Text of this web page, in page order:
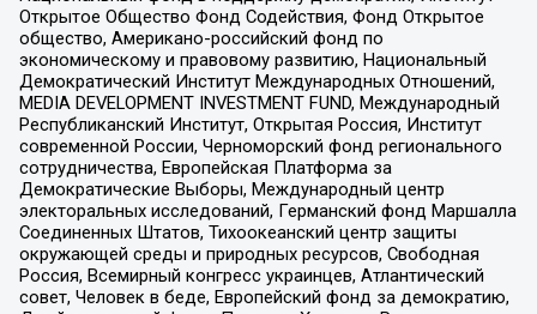
Открытое Общество Фонд Содействия, Фонд Открытое
общество, Американо-российский фонд по
экономическому и правовому развитию, Национальный
Демократический Институт Международных Отношений,
MEDIA DEVELOPMENT INVESTMENT FUND, Международный
Республиканский Институт, Открытая Россия, Институт
современной России, Черноморский фонд регионального
сотрудничества, Европейская Платформа за
Демократические Выборы, Международный центр
электоральных исследований, Германский фонд Маршалла
Соединенных Штатов, Тихоокеанский центр защиты
окружающей среды и природных ресурсов, Свободная
Россия, Всемирный конгресс украинцев, Атлантический
совет, Человек в беде, Европейский фонд за демократию,